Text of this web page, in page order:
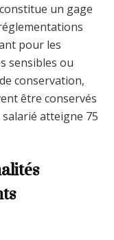
un gage
pour les
sensibles ou
conservation,
être conservés
atteigne 75